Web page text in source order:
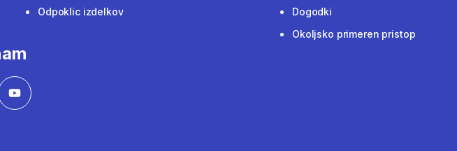
Odpoklic izdelkov
Dogodki
Okoljsko primeren pristop